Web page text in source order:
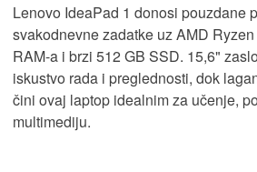
Lenovo IdeaPad 1 donosi pouzdane
svakodnevne zadatke uz AMD
RAM-a i brzi 512 GB SSD. 15,6"
iskustvo rada i preglednosti, dok
čini ovaj laptop idealnim za učenje,
multimediju.